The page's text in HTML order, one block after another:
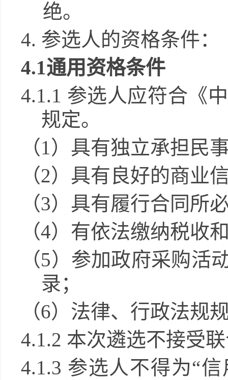
绝。
4. 参选人的资格条件：
4.1通用资格条件
4.1.1 参选人应符合《
规定。
（1） 具有独立承担民
（2） 具有良好的商业
（3） 具有履行合同所
（4） 有依法缴纳税收
（5） 参加政府采购活
录；
（6） 法律、行政法规
4.1.2 本次遴选不接受
4.1.3 参选人不得为“信